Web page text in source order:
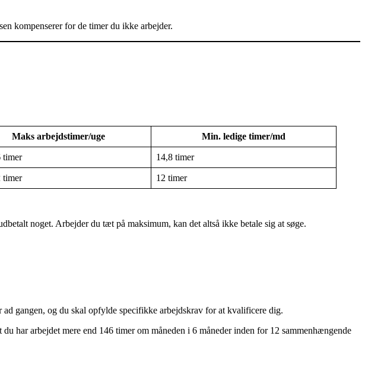
kompenserer for de timer du ikke arbejder.
Maks arbejdstimer/uge Min. ledige timer/md
timer 14,8 timer
timer 12 timer
noget. Arbejder du tæt på maksimum, kan det altså ikke betale sig at søge.
gangen, og du skal opfylde specifikke arbejdskrav for at kvalificere dig.
har arbejdet mere end 146 timer om måneden i 6 måneder inden for 12 sammenhængende